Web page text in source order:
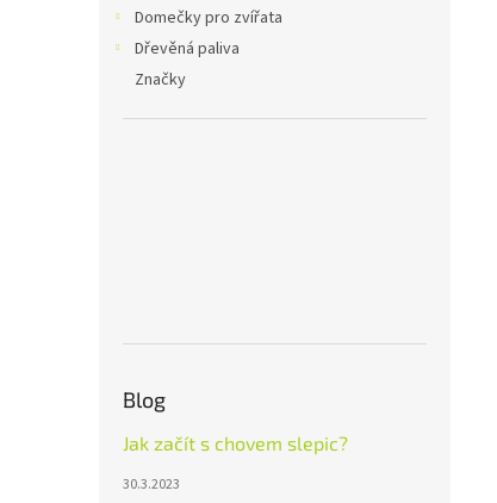
Domečky pro zvířata
Dřevěná paliva
Značky
Blog
Jak začít s chovem slepic?
30.3.2023